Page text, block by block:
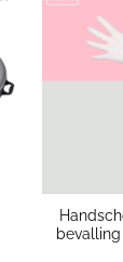
bevalling